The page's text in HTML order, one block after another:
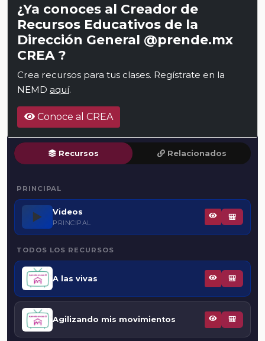
¿Ya conoces al Creador de
Recursos Educativos de la
Dirección General @prende.mx
CREA ?
Crea recursos para tus clases. Regístrate en la
NEMD aquí.
Conoce al CREA
Recursos Relacionados
PRINCIPAL
▶️ Videos
PRINCIPAL
🎒
TODOS LOS RECURSOS
A las vivas 🎒
Agilizando mis movimientos 🎒